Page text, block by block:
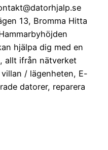
13, Bromma Hitta
hjälpa dig med en
allt ifrån nätverket
/ lägenheten, E-
datorer, reparera